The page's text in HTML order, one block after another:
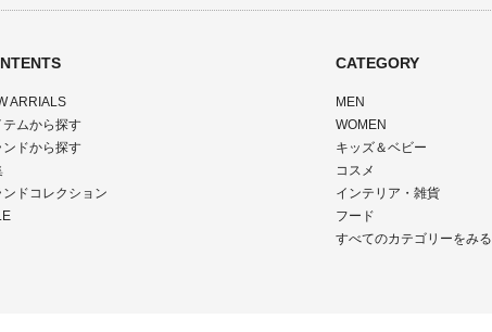
ARRIALS
テムから探す
ンドから探す
ンドコレクション
CATEGORY
MEN
WOMEN
キッズ＆ベビー
コスメ
インテリア・雑貨
フード
すべてのカテゴリーをみる